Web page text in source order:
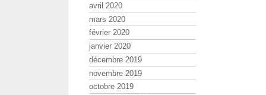
avril 2020
mars 2020
février 2020
janvier 2020
décembre 2019
novembre 2019
octobre 2019